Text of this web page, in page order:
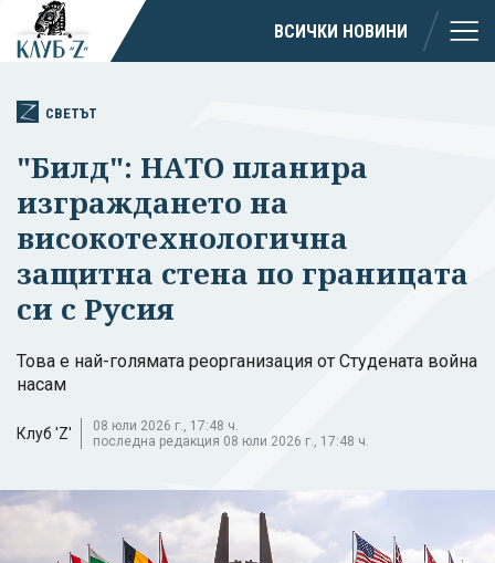
ВСИЧКИ НОВИНИ
СВЕТЪТ
"Билд": НАТО планира
изграждането на
високотехнологична
защитна стена по границата
си с Русия
Това е най-голямата реорганизация от Студената война
насам
Клуб 'Z'
08 юли 2026 г., 17:48 ч.
последна редакция 08 юли 2026 г., 17:48 ч.